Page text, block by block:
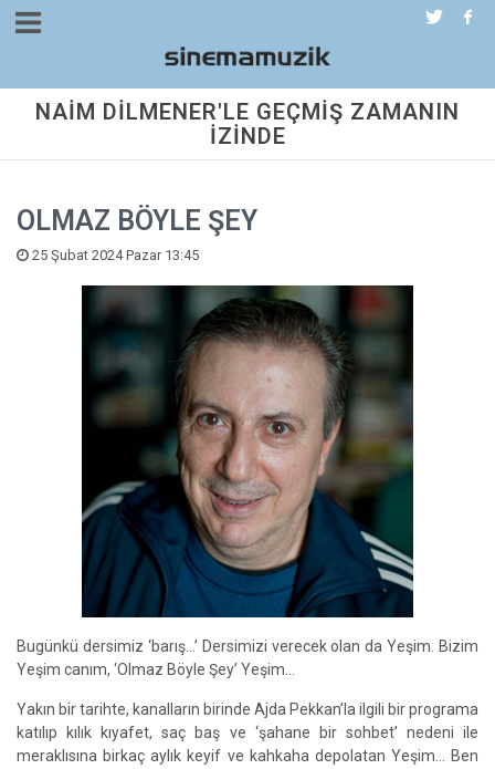
NAİM DİLMENER'LE GEÇMİŞ ZAMANIN
İZİNDE
OLMAZ BÖYLE ŞEY
25 Şubat 2024 Pazar 13:45
Bugünkü dersimiz ‘barış…’ Dersimizi verecek olan da Yeşim. Bizim
Yeşim canım, ‘Olmaz Böyle Şey’ Yeşim…
Yakın bir tarihte, kanalların birinde Ajda Pekkan’la ilgili bir programa
katılıp kılık kıyafet, saç baş ve ‘şahane bir sohbet’ nedeni ile
meraklısına birkaç aylık keyif ve kahkaha depolatan Yeşim… Ben